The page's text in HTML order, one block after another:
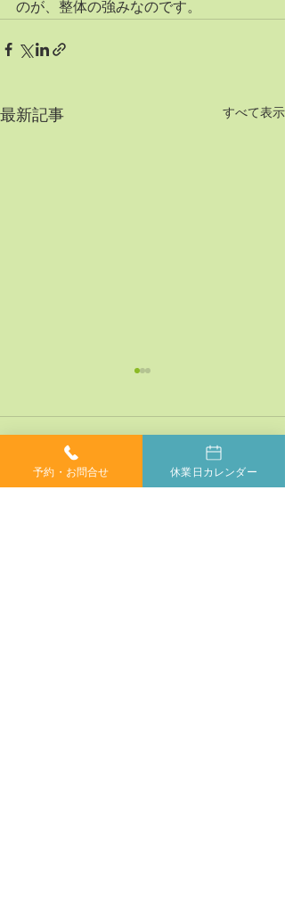
のが、整体の強みなのです。
最新記事 すべて表示
予約・お問合せ 休業日カレンダー